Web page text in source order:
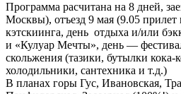
Программа расчитана на 8 дней,
Москвы), отъезд 9 мая (9.05
кэтскиинга, день отдыха и/или
и «Кулуар Мечты», день —
скольжения (тазики, бутылки кока-
холодильники, сантехника и т.д.)
В планах горы Гус, Ивановская,